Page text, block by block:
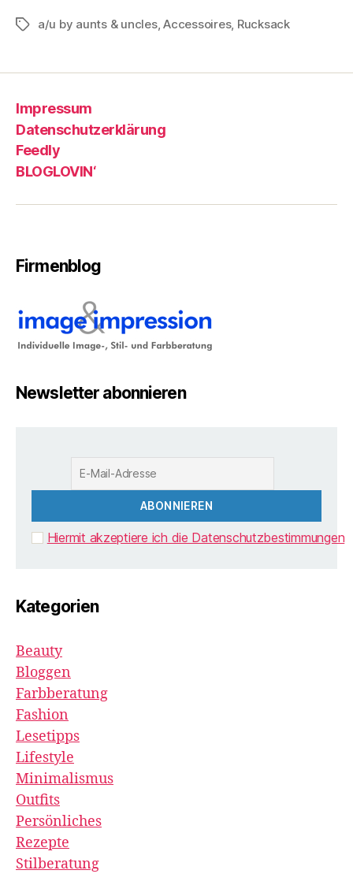
Schlagwörter
a/u by aunts & uncles,Accessoires, Rucksack
Impressum
Datenschutzerklärung
Feedly
BLOGLOVIN‘
Firmenblog
Newsletter abonnieren
Hiermit akzeptiere ich die Datenschutzbestimmungen
Kategorien
Beauty
Bloggen
Farbberatung
Fashion
Lesetipps
Lifestyle
Minimalismus
Outfits
Persönliches
Rezepte
Stilberatung